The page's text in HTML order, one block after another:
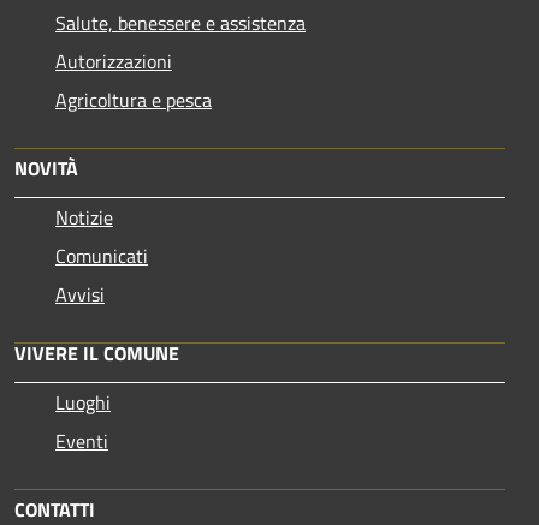
Salute, benessere e assistenza
Autorizzazioni
Agricoltura e pesca
NOVITÀ
Notizie
Comunicati
Avvisi
VIVERE IL COMUNE
Luoghi
Eventi
CONTATTI